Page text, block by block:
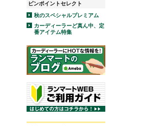
ピンポイントセレクト
秋のスペシャルプレミアム
カーディーラーど真ん中、定
番アイテム特集